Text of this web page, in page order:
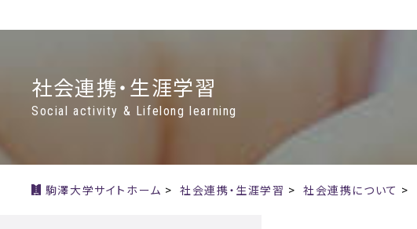
社会連携・生涯学習
Social activity & Lifelong learning
駒澤大学サイトホーム >社会連携・生涯学習 >社会連携について >